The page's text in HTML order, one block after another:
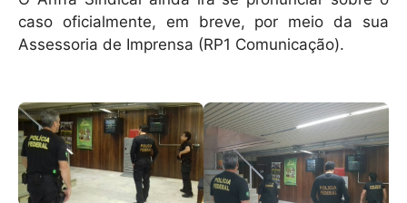
caso oficialmente, em breve, por meio da sua
Assessoria de Imprensa (RP1 Comunicação).